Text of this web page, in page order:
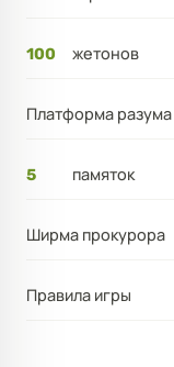
100 жетонов
Платформа разума
5 памяток
Ширма прокурора
Правила игры